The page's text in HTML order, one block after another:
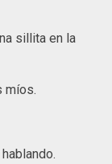
sillita en la
míos.